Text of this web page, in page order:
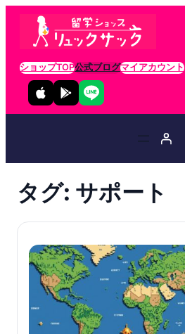
ショップTOP公式ブログマイアカウント
タグ: サポート